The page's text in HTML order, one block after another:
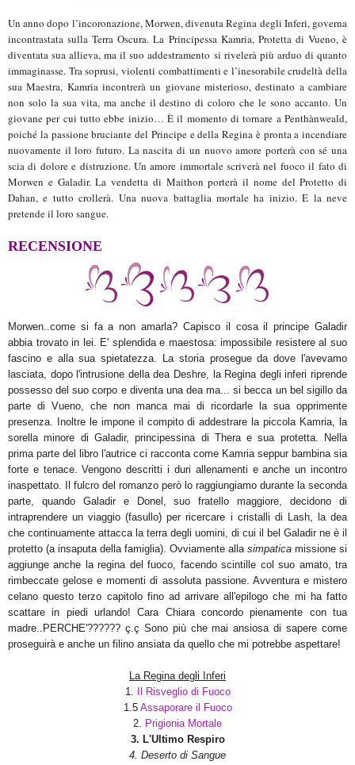
Un anno dopo l’incoronazione, Morwen, divenuta Regina degli Inferi, governa
incontrastata sulla Terra Oscura. La Principessa Kamria, Protetta di Vueno, è
diventata sua allieva, ma il suo addestramento si rivelerà più arduo di quanto
immaginasse. Tra soprusi, violenti combattimenti e l’inesorabile crudeltà della
sua Maestra, Kamria incontrerà un giovane misterioso, destinato a cambiare
non solo la sua vita, ma anche il destino di coloro che le sono accanto. Un
giovane per cui tutto ebbe inizio… È il momento di tornare a Penthànweald,
poiché la passione bruciante del Principe e della Regina è pronta a incendiare
nuovamente il loro futuro. La nascita di un nuovo amore porterà con sé una
scia di dolore e distruzione. Un amore immortale scriverà nel fuoco il fato di
Morwen e Galadir. La vendetta di Maithon porterà il nome del Protetto di
Dahan, e tutto crollerà. Una nuova battaglia mortale ha inizio. E la neve
pretende il loro sangue.
RECENSIONE
Morwen..come si fa a non amarla? Capisco il cosa il principe Galadir
abbia trovato in lei. E' splendida e maestosa: impossibile resistere al suo
fascino e alla sua spietatezza. La storia prosegue da dove l'avevamo
lasciata, dopo l'intrusione della dea Deshre, la Regina degli inferi riprende
possesso del suo corpo e diventa una dea ma... si becca un bel sigillo da
parte di Vueno, che non manca mai di ricordarle la sua opprimente
presenza. Inoltre le impone il compito di addestrare la piccola Kamria, la
sorella minore di Galadir, principessina di Thera e sua protetta. Nella
prima parte del libro l'autrice ci racconta come Kamria seppur bambina sia
forte e tenace. Vengono descritti i duri allenamenti e anche un incontro
inaspettato. Il fulcro del romanzo però lo raggiungiamo durante la seconda
parte, quando Galadir e Donel, suo fratello maggiore, decidono di
intraprendere un viaggio (fasullo) per ricercare i cristalli di Lash, la dea
che continuamente attacca la terra degli uomini, di cui il bel Galadir ne è il
protetto (a insaputa della famiglia). Ovviamente alla simpatica missione si
aggiunge anche la regina del fuoco, facendo scintille col suo amato, tra
rimbeccate gelose e momenti di assoluta passione. Avventura e mistero
celano questo terzo capitolo fino ad arrivare all'epilogo che mi ha fatto
scattare in piedi urlando! Cara Chiara concordo pienamente con tua
madre..PERCHE'?????? ç.ç Sono più che mai ansiosa di sapere come
proseguirà e anche un filino ansiata da quello che mi potrebbe aspettare!
La Regina degli Inferi
1. Il Risveglio di Fuoco
1.5 Assaporare il Fuoco
2. Prigionia Mortale
3. L'Ultimo Respiro
4. Deserto di Sangue